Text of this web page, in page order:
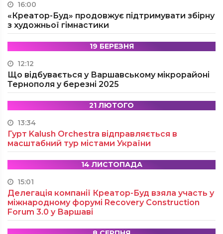
16:00
«Креатор-Буд» продовжує підтримувати збірну
з художньої гімнастики
19 БЕРЕЗНЯ
12:12
Що відбувається у Варшавському мікрорайоні
Тернополя у березні 2025
21 ЛЮТОГО
13:34
Гурт Kalush Orchestra відправляється в
масштабний тур містами України
14 ЛИСТОПАДА
15:01
Делегація компанії Креатор-Буд взяла участь у
міжнародному форумі Recovery Construction
Forum 3.0 у Варшаві